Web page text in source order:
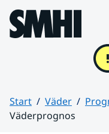
Hoppa till sidans innehåll
Start Väder
Väderprognos